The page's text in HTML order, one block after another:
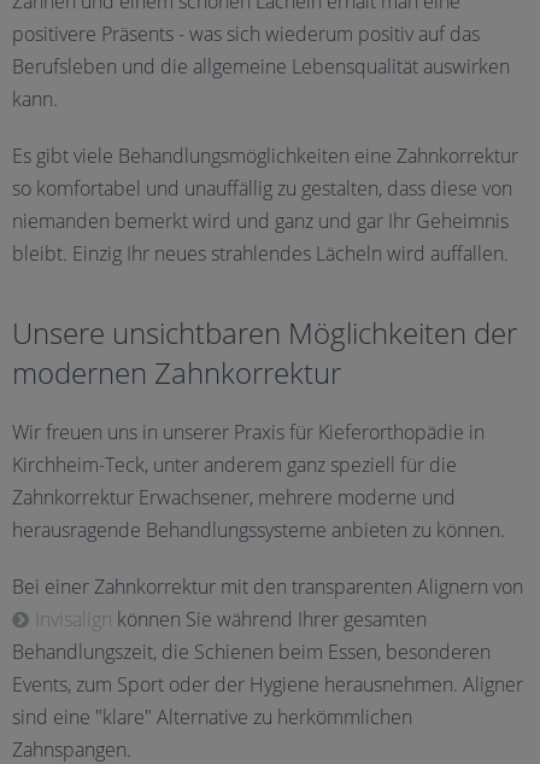
positivere Präsents - was sich wiederum positiv auf das
Berufsleben und die allgemeine Lebensqualität auswirken
kann.
Es gibt viele Behandlungsmöglichkeiten eine Zahnkorrektur
so komfortabel und unauffällig zu gestalten, dass diese von
niemanden bemerkt wird und ganz und gar Ihr Geheimnis
bleibt. Einzig Ihr neues strahlendes Lächeln wird auffallen.
Unsere unsichtbaren Möglichkeiten der
modernen Zahnkorrektur
Wir freuen uns in unserer Praxis für Kieferorthopädie in
Kirchheim-Teck, unter anderem ganz speziell für die
Zahnkorrektur Erwachsener, mehrere moderne und
herausragende Behandlungssysteme anbieten zu können.
Bei einer Zahnkorrektur mit den transparenten Alignern von
Invisalign können Sie während Ihrer gesamten
Behandlungszeit, die Schienen beim Essen, besonderen
Events, zum Sport oder der Hygiene herausnehmen. Aligner
sind eine "klare" Alternative zu herkömmlichen
Zahnspangen.